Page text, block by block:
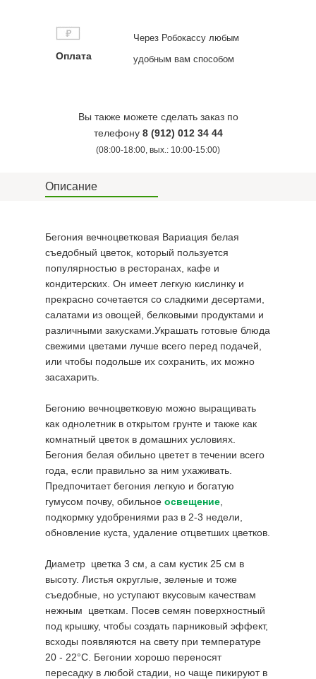
Оплата
Через Робокассу любым
удобным вам способом
Вы также можете сделать заказ по
телефону 8 (912) 012 34 44
(08:00-18:00, вых.: 10:00-15:00)
Описание
Бегония вечноцветковая Вариация белая
съедобный цветок, который пользуется
популярностью в ресторанах, кафе и
кондитерских. Он имеет легкую кислинку и
прекрасно сочетается со сладкими десертами,
салатами из овощей, белковыми продуктами и
различными закусками.Украшать готовые блюда
свежими цветами лучше всего перед подачей,
или чтобы подольше их сохранить, их можно
засахарить.
Бегонию вечноцветковую можно выращивать
как однолетник в открытом грунте и также как
комнатный цветок в домашних условиях.
Бегония белая обильно цветет в течении всего
года, если правильно за ним ухаживать.
Предпочитает бегония легкую и богатую
гумусом почву, обильное освещение
подкормку удобрениями раз в 2-3 недели,
обновление куста, удаление отцветших цветков.
Диаметр цветка 3 см, а сам кустик 25 см в
высоту. Листья округлые, зеленые и тоже
съедобные, но уступают вкусовым качествам
нежным цветкам. Посев семян поверхностный
под крышку, чтобы создать парниковый эффект,
всходы появляются на свету при температуре
20 - 22°C. Бегонии хорошо переносят
пересадку в любой стадии, но чаще пикируют в